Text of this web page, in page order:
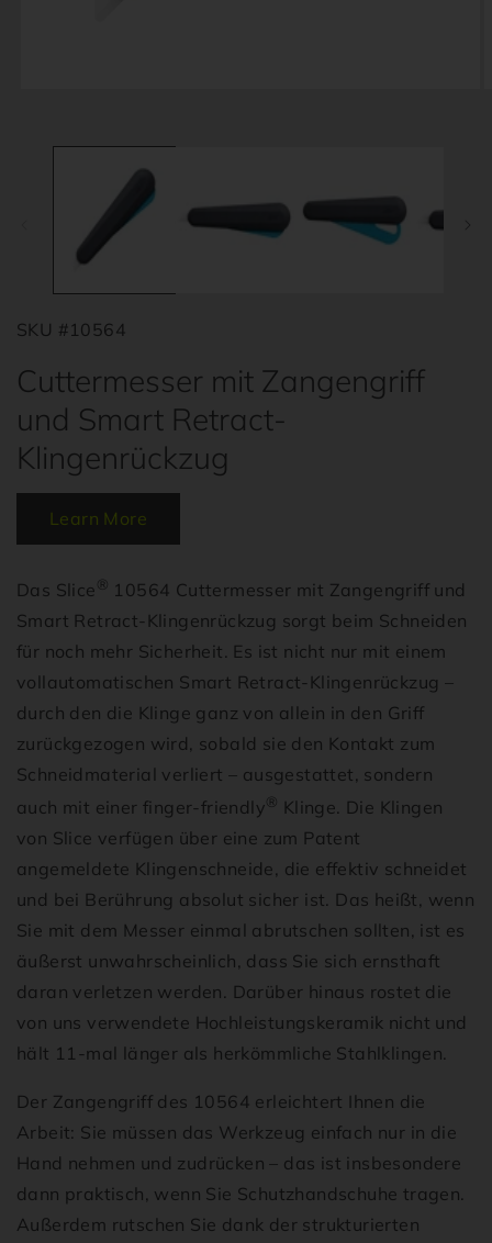
Modal
SKU #10564
Cuttermesser mit Zangengriff
und Smart Retract-
Klingenrückzug
Learn More
Das Slice ®
10564 Cuttermesser mit Zangengriff und
Smart Retract-Klingenrückzug sorgt beim Schneiden
für noch mehr Sicherheit. Es ist nicht nur mit einem
vollautomatischen Smart Retract-Klingenrückzug –
durch den die Klinge ganz von allein in den Griff
zurückgezogen wird, sobald sie den Kontakt zum
Schneidmaterial verliert – ausgestattet, sondern
auch mit einer finger-friendly ®
Klinge. Die Klingen
von Slice verfügen über eine zum Patent
angemeldete Klingenschneide, die effektiv schneidet
und bei Berührung absolut sicher ist. Das heißt, wenn
Sie mit dem Messer einmal abrutschen sollten, ist es
äußerst unwahrscheinlich, dass Sie sich ernsthaft
daran verletzen werden. Darüber hinaus rostet die
von uns verwendete Hochleistungskeramik nicht und
hält 11-mal länger als herkömmliche Stahlklingen.
Der Zangengriff des 10564 erleichtert Ihnen die
Arbeit: Sie müssen das Werkzeug einfach nur in die
Hand nehmen und zudrücken – das ist insbesondere
dann praktisch, wenn Sie Schutzhandschuhe tragen.
Außerdem rutschen Sie dank der strukturierten